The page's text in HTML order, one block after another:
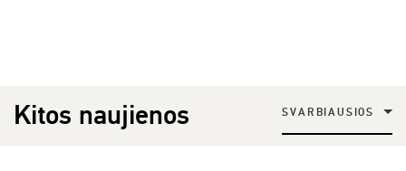
Kitos naujienos SVARBIAUSIOS